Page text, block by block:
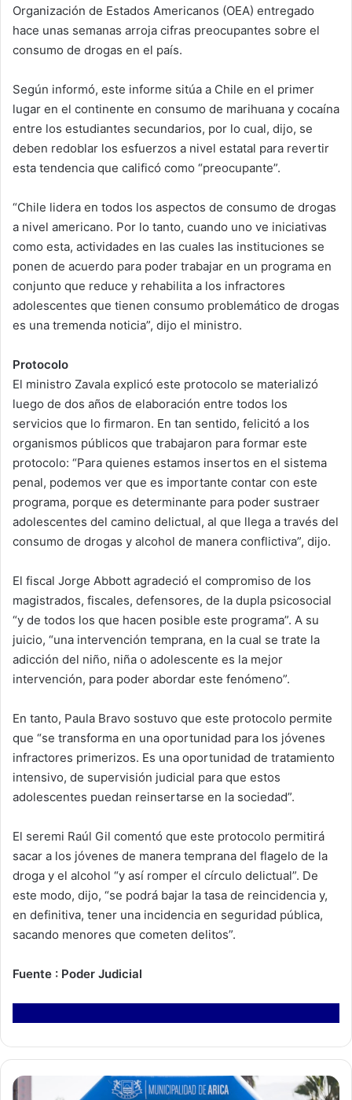
Organización de Estados Americanos (OEA) entregado
hace unas semanas arroja cifras preocupantes sobre el
consumo de drogas en el país.
Según informó, este informe sitúa a Chile en el primer
lugar en el continente en consumo de marihuana y cocaína
entre los estudiantes secundarios, por lo cual, dijo, se
deben redoblar los esfuerzos a nivel estatal para revertir
esta tendencia que calificó como “preocupante”.
“Chile lidera en todos los aspectos de consumo de drogas
a nivel americano. Por lo tanto, cuando uno ve iniciativas
como esta, actividades en las cuales las instituciones se
ponen de acuerdo para poder trabajar en un programa en
conjunto que reduce y rehabilita a los infractores
adolescentes que tienen consumo problemático de drogas
es una tremenda noticia”, dijo el ministro.
Protocolo
El ministro Zavala explicó este protocolo se materializó
luego de dos años de elaboración entre todos los
servicios que lo firmaron. En tan sentido, felicitó a los
organismos públicos que trabajaron para formar este
protocolo: “Para quienes estamos insertos en el sistema
penal, podemos ver que es importante contar con este
programa, porque es determinante para poder sustraer
adolescentes del camino delictual, al que llega a través del
consumo de drogas y alcohol de manera conflictiva”, dijo.
El fiscal Jorge Abbott agradeció el compromiso de los
magistrados, fiscales, defensores, de la dupla psicosocial
“y de todos los que hacen posible este programa”. A su
juicio, “una intervención temprana, en la cual se trate la
adicción del niño, niña o adolescente es la mejor
intervención, para poder abordar este fenómeno”.
En tanto, Paula Bravo sostuvo que este protocolo permite
que “se transforma en una oportunidad para los jóvenes
infractores primerizos. Es una oportunidad de tratamiento
intensivo, de supervisión judicial para que estos
adolescentes puedan reinsertarse en la sociedad”.
El seremi Raúl Gil comentó que este protocolo permitirá
sacar a los jóvenes de manera temprana del flagelo de la
droga y el alcohol “y así romper el círculo delictual”. De
este modo, dijo, “se podrá bajar la tasa de reincidencia y,
en definitiva, tener una incidencia en seguridad pública,
sacando menores que cometen delitos”.
Fuente : Poder Judicial
F